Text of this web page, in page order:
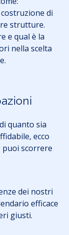
di
strutture.
e qual è la
nella scelta
quanto sia
ecco
scorrere
dei nostri
efficace
giusti.